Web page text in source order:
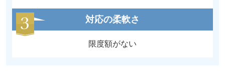
対応の柔軟さ
限度額がない